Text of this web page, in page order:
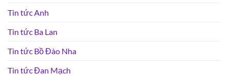
Tin tức Anh
Tin tức Ba Lan
Tin tức Bồ Đào Nha
Tin tức Đan Mạch